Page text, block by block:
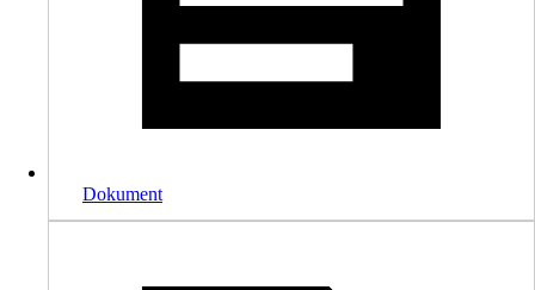
Dokument